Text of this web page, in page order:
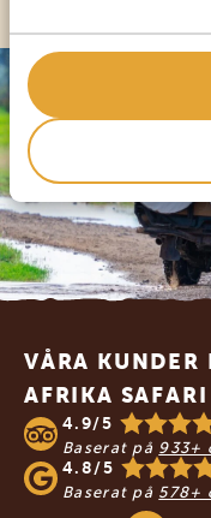
Footer
VÅRA KUNDER
AFRIKA SAFARI
4.9/5
Baserat på 933+
4.8/5
Baserat på 578+